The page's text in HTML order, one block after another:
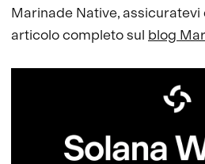
Marinade Native,
articolo completo sul blog